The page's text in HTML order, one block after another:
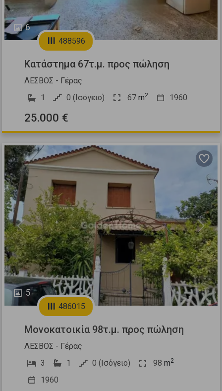
6
488596
Κατάστημα 67τ.μ. προς πώληση
ΛΕΣΒΟΣ - Γέρας
1
0 (Ισόγειο) 67 m2 1960
25.000 €
5
Previous Next
486015
Μονοκατοικία 98τ.μ. προς πώληση
ΛΕΣΒΟΣ - Γέρας
3
1 0 (Ισόγειο) 98 m2
1960